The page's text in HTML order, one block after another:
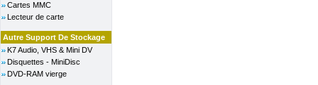
Cartes MMC
Lecteur de carte
Autre Support De Stockage
K7 Audio, VHS & Mini DV
Disquettes - MiniDisc
DVD-RAM vierge